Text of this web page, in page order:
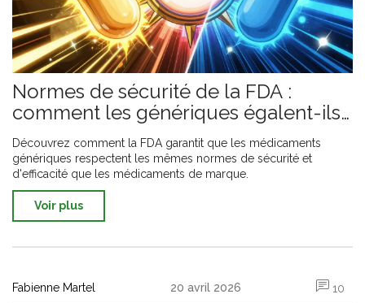
Normes de sécurité de la FDA :
comment les génériques égalent-ils
les princeps ?
Découvrez comment la FDA garantit que les médicaments
génériques respectent les mêmes normes de sécurité et
d'efficacité que les médicaments de marque.
Voir plus
Fabienne Martel 20 avril 2026 10